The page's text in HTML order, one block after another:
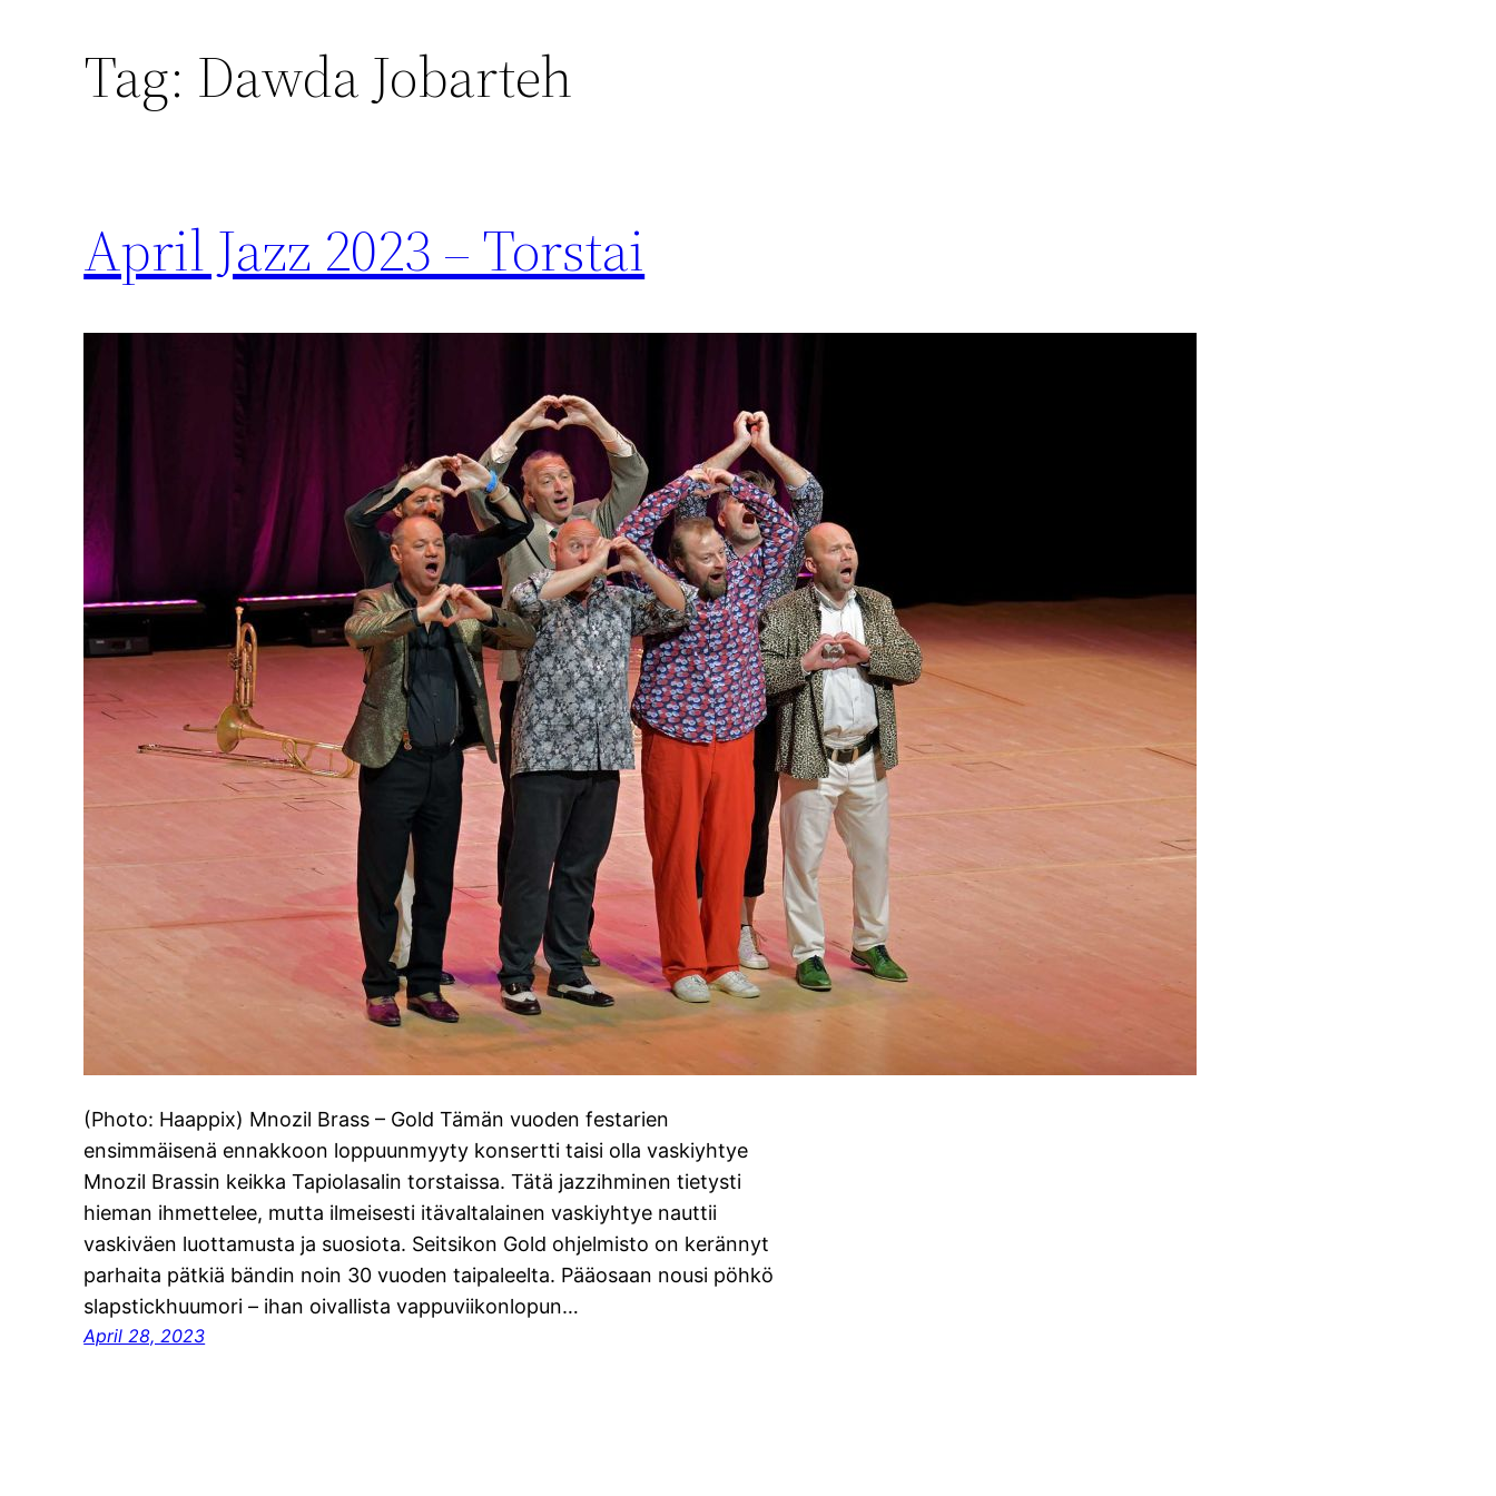
Tag: Dawda Jobarteh
April Jazz 2023 – Torstai
(Photo: Haappix) Mnozil Brass – Gold Tämän vuoden festarien
ensimmäisenä ennakkoon loppuunmyyty konsertti taisi olla vaskiyhtye
Mnozil Brassin keikka Tapiolasalin torstaissa. Tätä jazzihminen tietysti
hieman ihmettelee, mutta ilmeisesti itävaltalainen vaskiyhtye nauttii
vaskiväen luottamusta ja suosiota. Seitsikon Gold ohjelmisto on kerännyt
parhaita pätkiä bändin noin 30 vuoden taipaleelta. Pääosaan nousi pöhkö
slapstickhuumori – ihan oivallista vappuviikonlopun…
April 28, 2023